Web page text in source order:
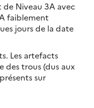
Niveau 3A avec
faiblement
jours de la date
Les artefacts
des trous (dus aux
sur